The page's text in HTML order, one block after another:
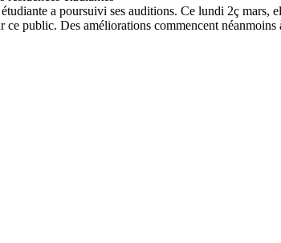
a poursuivi ses auditions. Ce lundi 2ç mars,
public. Des améliorations commencent néanmoins